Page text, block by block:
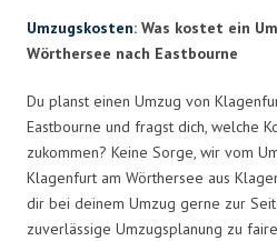
Umzugskosten: Was kostet ein
Wörthersee nach Eastbourne
Du planst einen Umzug von
Eastbourne und fragst dich, welche
zukommen? Keine Sorge, wir vom
Klagenfurt am Wörthersee aus
dir bei deinem Umzug gerne zur
zuverlässige Umzugsplanung zu